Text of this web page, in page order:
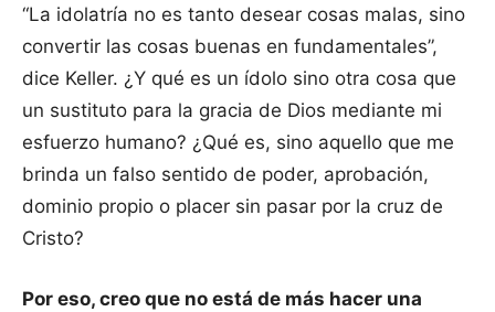
“La idolatría no es tanto desear cosas malas, sino
convertir las cosas buenas en fundamentales”,
dice Keller. ¿Y qué es un ídolo sino otra cosa que
un sustituto para la gracia de Dios mediante mi
esfuerzo humano? ¿Qué es, sino aquello que me
brinda un falso sentido de poder, aprobación,
dominio propio o placer sin pasar por la cruz de
Cristo?
Por eso, creo que no está de más hacer una